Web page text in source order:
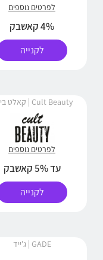
לפרטים נוספים
4% קאשבק
לקנייה
Cult Beauty | קאלט ביוטי
לפרטים נוספים
עד 5% קאשבק
לקנייה
GADE | ג'ייד